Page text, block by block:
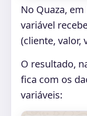
No Quaza,
variável
(cliente, valor,
O resultado,
fica com os
variáveis: